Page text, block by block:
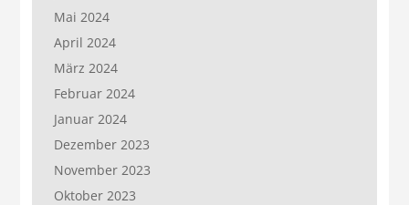
Mai 2024
April 2024
März 2024
Februar 2024
Januar 2024
Dezember 2023
November 2023
Oktober 2023